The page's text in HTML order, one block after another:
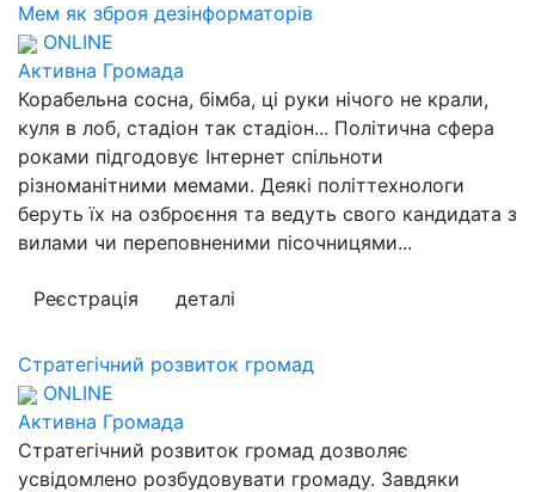
Мем як зброя дезінформаторів
ONLINE
Активна Громада
Корабельна сосна, бімба, ці руки нічого не крали,
куля в лоб, стадіон так стадіон... Політична сфера
роками підгодовує Інтернет спільноти
різноманітними мемами. Деякі політтехнологи
беруть їх на озброєння та ведуть свого кандидата з
вилами чи переповненими пісочницями...
Реєстрація деталі
Стратегічний розвиток громад
ONLINE
Активна Громада
Стратегічний розвиток громад дозволяє
усвідомлено розбудовувати громаду. Завдяки